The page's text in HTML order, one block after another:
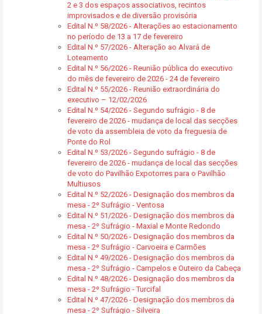
2 e 3 dos espaços associativos, recintos
improvisados e de diversão provisória
Edital N.º 58/2026 - Alterações ao estacionamento
no período de 13 a 17 de fevereiro
Edital N.º 57/2026 - Alteração ao Alvará de
Loteamento
Edital N.º 56/2026 - Reunião pública do executivo
do mês de fevereiro de 2026 - 24 de fevereiro
Edital N.º 55/2026 - Reunião extraordinária do
executivo – 12/02/2026
Edital N.º 54/2026 - Segundo sufrágio - 8 de
fevereiro de 2026 - mudança de local das secções
de voto da assembleia de voto da freguesia de
Ponte do Rol
Edital N.º 53/2026 - Segundo sufrágio - 8 de
fevereiro de 2026 - mudança de local das secções
de voto do Pavilhão Expotorres para o Pavilhão
Multiusos
Edital N.º 52/2026 - Designação dos membros da
mesa - 2º Sufrágio - Ventosa
Edital N.º 51/2026 - Designação dos membros da
mesa - 2º Sufrágio - Maxial e Monte Redondo
Edital N.º 50/2026 - Designação dos membros da
mesa - 2º Sufrágio - Carvoeira e Carmões
Edital N.º 49/2026 - Designação dos membros da
mesa - 2º Sufrágio - Campelos e Outeiro da Cabeça
Edital N.º 48/2026 - Designação dos membros da
mesa - 2º Sufrágio - Turcifal
Edital N.º 47/2026 - Designação dos membros da
mesa - 2º Sufrágio - Silveira